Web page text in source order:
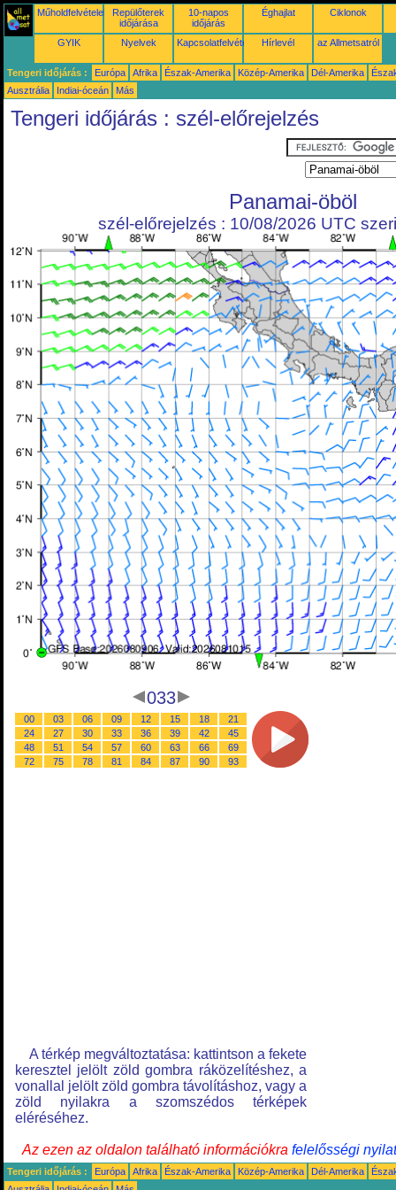
Műholdfelvételek
Repülőterek
időjárása
10-napos
időjárás
Éghajlat Ciklonok
GYIK Nyelvek Kapcsolatfelvétel Hírlevél az Allmetsatról
Tengeri időjárás : Európa Afrika Észak-Amerika Közép-Amerika Dél-Amerika
Ausztrália
Indiai-óceán Más
Tengeri időjárás : szél-előrejelzés
Panamai-öböl
szél-előrejelzés : 10/08/2026 UTC
033
00 03 06 09 12 15 18
21
24
27 30 33 36 39 42
45
48
51 54 57 60 63 66
69
72
75 78 81 84 87 90 93
A térkép megváltoztatása: kattintson a fekete
keresztel jelölt zöld gombra ráközelítéshez, a
vonallal jelölt zöld gombra távolításhoz, vagy a
zöld nyilakra a szomszédos térképek
eléréséhez.
Az ezen az oldalon található információkra felelősségi
Tengeri időjárás : Európa Afrika Észak-Amerika Közép-Amerika Dél-Amerika